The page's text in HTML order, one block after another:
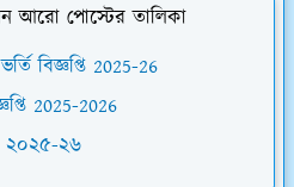
আরো পোস্টের তালিকা
বিজ্ঞপ্তি 2025-26
2025-2026
২০২৫-২৬